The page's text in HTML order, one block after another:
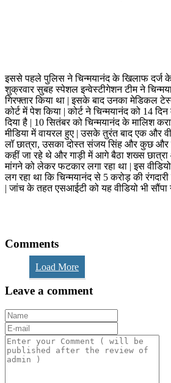
इससे पहले पुलिस ने चिन्मयानंद के खिलाफ दर्ज
शुक्रवार सुबह स्पेशल इन्वेस्टीगेशन टीम ने
गिरफ्तार किया था | इसके बाद उनका मेडिकल
कोर्ट में पेश किया | कोर्ट ने चिन्मयानंद को 14
दिया है | 10 सितंबर को चिन्मयानंद के मालिश
मीडिया में वायरल हुए | उसके तुरंत बाद एक और
लॉ छात्रा, उसका दोस्त संजय सिंह और कुछ और
कहीं जा रहे थे और गाड़ी में आगे बैठा शख्स
मांगने को लेकर फटकार लगा रहा था | इस
लग रहा था कि चिन्मयानंद से 5 करोड़ की रंगदारी
| जांच के तहत एसआईटी को यह वीडियो भी सौंपा
Comments
Load More
Leave a comment